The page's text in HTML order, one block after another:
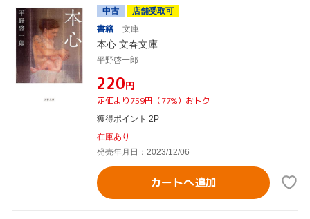
中古
店舗受取可
書籍
文庫
本心 文春文庫
平野啓一郎
¥220円
定価より759円（77%）おトク
獲得ポイント 2P
在庫あり
発売年月日：2023/12/06
カートへ追加